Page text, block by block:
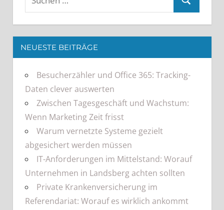
NEUESTE BEITRÄGE
Besucherzähler und Office 365: Tracking-
Daten clever auswerten
Zwischen Tagesgeschäft und Wachstum:
Wenn Marketing Zeit frisst
Warum vernetzte Systeme gezielt
abgesichert werden müssen
IT-Anforderungen im Mittelstand: Worauf
Unternehmen in Landsberg achten sollten
Private Krankenversicherung im
Referendariat: Worauf es wirklich ankommt